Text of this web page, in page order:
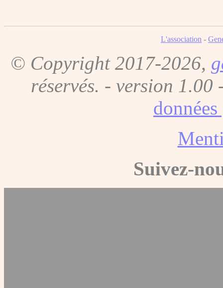
L'association -
© Copyright 2017-2026,
réservés. - version 1.00
Suivez-